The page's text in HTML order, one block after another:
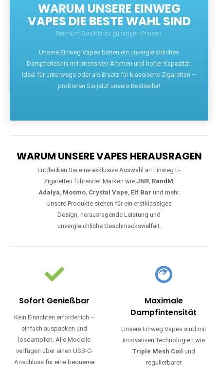
WARUM UNSERE EINWEG
VAPES DIE BESTE WAHL SIND
Premium-Qualität zu günstigen Preisen.
Unsere Einweg Vapes bieten ein unvergleichliches
Dampferlebnis mit intensiven Aromen und hoher Kapazität.
Ideal für unterwegs oder als Ersatz für klassische Zigaretten –
probieren Sie jetzt unsere Bestseller!
WARUM UNSERE VAPES HERAUSRAGEN
Entdecken Sie eine exklusive Auswahl an Einweg E-
Zigaretten führender Marken wie JNR, RandM,
Adalya, Mosmo, Crystal Vape, Elf Bar und mehr.
Unsere Produkte stehen für ein erstklassiges
Design, herausragende Leistung und
unvergleichliche Geschmacksvielfalt.
Sofort Genießbar
Kein Einrichten erforderlich –
einfach auspacken und
losdampfen. Alle Modelle
verfügen über einen USB-C-
Anschluss für eine bequeme
Maximale
Dampfintensität
Unsere Einweg Vapes sind mit
innovativen Technologien wie
Triple Mesh Coil und
regulierbarer